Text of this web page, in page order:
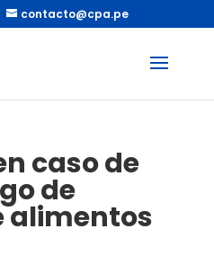
contacto@cpa.pe
caso de
de
alimentos